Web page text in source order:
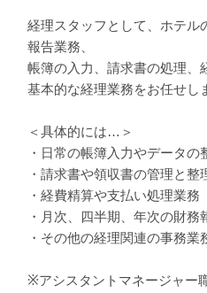
経理スタッフとして、ホテル
報告業務、
帳簿の入力、請求書の処理、
基本的な経理業務をお任せし
＜具体的には…＞
・日常の帳簿入力やデータの
・請求書や領収書の管理と整
・経費精算や支払い処理業務
・月次、四半期、年次の財務
・その他の経理関連の事務業
※アシスタントマネージャー